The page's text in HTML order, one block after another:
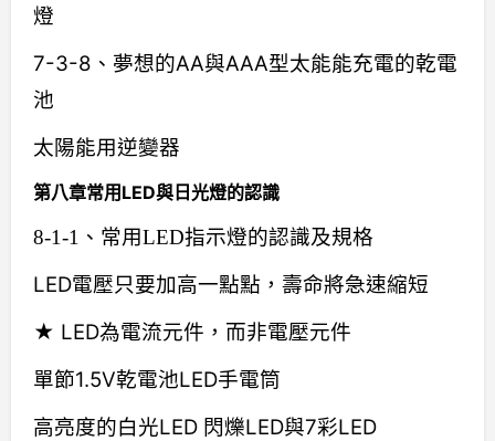
燈
7-3-8、夢想的AA與AAA型太能能充電的乾電
池
太陽能用逆變器
第八章常用LED與日光燈的認識
8-1-1、常用LED指示燈的認識及規格
LED電壓只要加高一點點，壽命將急速縮短
★ LED為電流元件，而非電壓元件
單節1.5V乾電池LED手電筒
高亮度的白光LED 閃爍LED與7彩LED